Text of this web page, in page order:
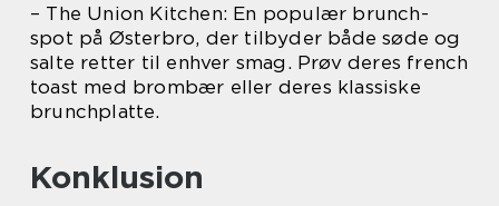
– The Union Kitchen: En populær brunch-
spot på Østerbro, der tilbyder både søde og
salte retter til enhver smag. Prøv deres french
toast med brombær eller deres klassiske
brunchplatte.
Konklusion